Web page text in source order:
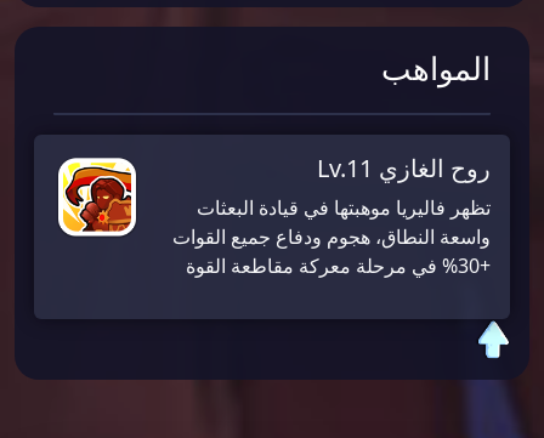
المواهب
روح الغازي Lv.11
تظهر فاليريا موهبتها في قيادة البعثات
واسعة النطاق، هجوم ودفاع جميع القوات
+30% في مرحلة معركة مقاطعة القوة